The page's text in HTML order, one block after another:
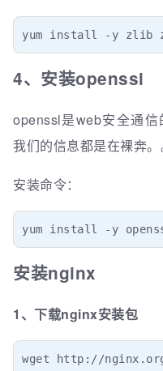
yum install -y zlib
4、安装openssl
openssl是web安全通
我们的信息都是在裸奔。
安装命令：
yum install -y
安装nginx
1、下载nginx安装包
wget http://